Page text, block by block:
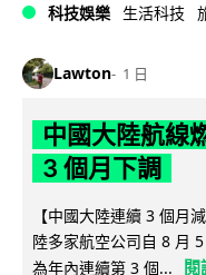
科技娛樂 生活科技
Lawton 1 日
中國大陸航線
3 個月下調
【中國大陸連續 3 個月
陸多家航空公司自 8 月
為年內連續第 3 個...
閱